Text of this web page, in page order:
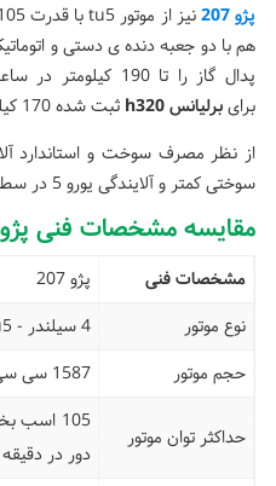
پژو 207
هم با دو جعبه دنده ی دستی و
پدال گاز را تا 190
برایبرلیانس
ثبت شده 170 کیلومتر در ساعت ثبت شده است.
از نظر مصرف سوخت و استاندارد
سوختی کمتر و آلایندگی یورو 5 در سطح بالاتری از
مقایسه مشخصات فنی پژو 207 و برلیانس h320
مشخصات فنی پژو 207
نوع موتور
4 سیلندر - tu5
حجم موتور
1587 سی سی
حداکثر توان موتور
دور در دقیقه